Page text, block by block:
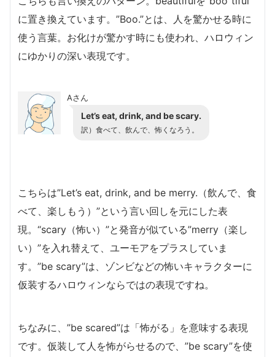
に置き換えています。”Boo.”とは、人を驚かせる時に
使う言葉。お化けが驚かす時にも使われ、ハロウィン
にゆかりの深い表現です。
Aさん
Let’s eat, drink, and be scary.
訳） 食べて、飲んで、怖くなろう。
こちらは”Let’s eat, drink, and be merry.（飲んで、食
べて、楽しもう）”という言い回しを元にした表
現。“scary（怖い）”と発音が似ている”merry（楽し
い）”を入れ替えて、ユーモアをプラスしていま
す。”be scary”は、ゾンビなどの怖いキャラクターに
仮装するハロウィンならではの表現ですね。
ちなみに、”be scared”は「怖がる」を意味する表現
です。仮装して人を怖がらせるので、”be scary”を使